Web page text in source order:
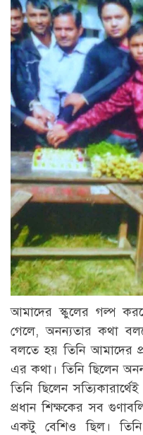
আমাদের স্কুলের গল্প
গেলে, অনন্যতার কথা
বলতে হয় তিনি আমাদের
এর কথা। তিনি ছিলেন
তিনি ছিলেন
প্রধান শিক্ষকের সব
একটু বেশিও ছিল।